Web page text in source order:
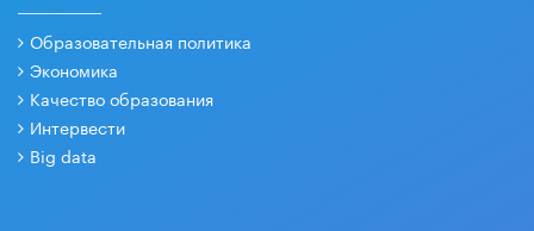
Образовательная политика
Экономика
Качество образования
Интервести
Big data